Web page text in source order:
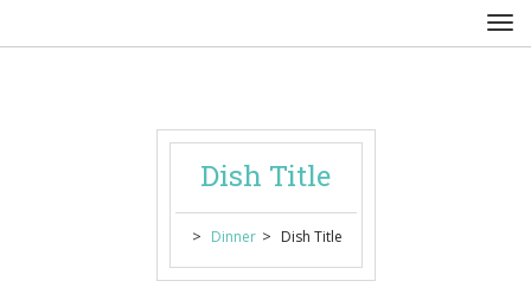
Dish Title
> Dinner > Dish Title